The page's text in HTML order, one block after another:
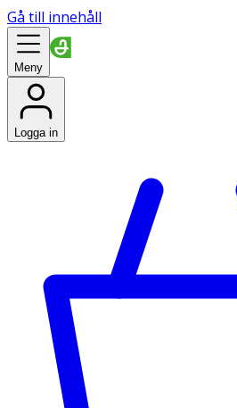
Gå till innehåll
Meny
Logga in